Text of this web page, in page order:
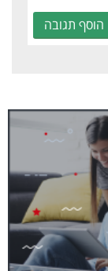
הוסף תגובה